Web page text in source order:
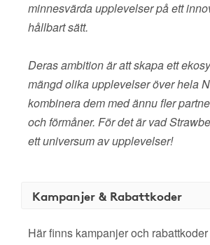
minnesvärda upplevelser på ett
hållbart sätt.
Deras ambition är att skapa ett
mängd olika upplevelser över hela
kombinera dem med ännu fler
och förmåner. För det är vad
ett universum av upplevelser!
Kampanjer & Rabattkoder
Här finns kampanjer och